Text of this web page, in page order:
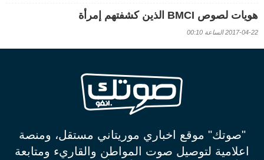
هويات لصوص BMCI الذين كشفتهم إمرأة
2017-04-22 الساعة 00:10
"صوتك" موقع اخباري موريتاني مستقل، ومنصة
اعلامية لتوصيل صوت المواطن والقاريء ومتابعة